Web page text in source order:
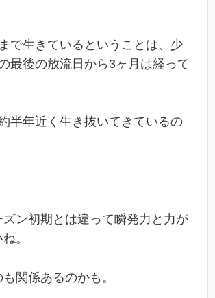
で生きているということは、少
最後の放流日から3ヶ月は経って
半年近く生き抜いてきているの
ズン初期とは違って瞬発力と力が
。
関係あるのかも。